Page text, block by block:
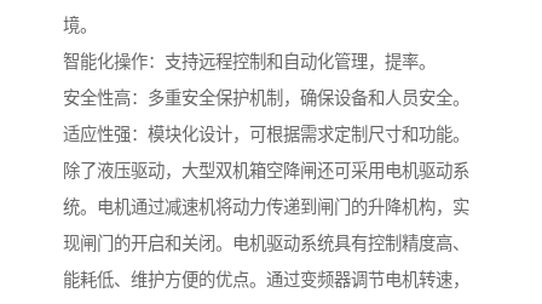
境。
智能化操作：支持远程控制和自动化管理，提率。
安全性高：多重安全保护机制，确保设备和人员安全。
适应性强：模块化设计，可根据需求定制尺寸和功能。
除了液压驱动，大型双机箱空降闸还可采用电机驱动系
统。电机通过减速机将动力传递到闸门的升降机构，实
现闸门的开启和关闭。电机驱动系统具有控制精度高、
能耗低、维护方便的优点。通过变频器调节电机转速，